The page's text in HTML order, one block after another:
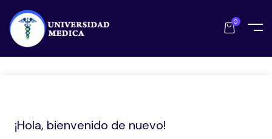
0
¡Hola, bienvenido de nuevo!